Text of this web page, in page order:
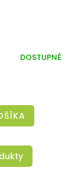
DOSTUPNÉ